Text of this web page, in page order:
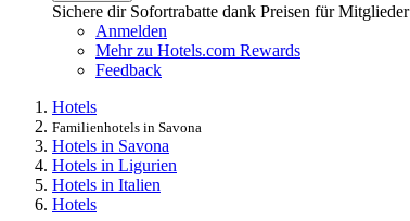
Sichere dir Sofortrabatte dank Preisen für Mitglieder
Anmelden
Mehr zu Hotels.com Rewards
Feedback
Hotels
Familienhotels in Savona
Hotels in Savona
Hotels in Ligurien
Hotels in Italien
Hotels